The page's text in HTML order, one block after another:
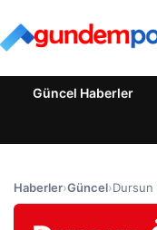
Güncel Haberler
Haberler›Güncel›